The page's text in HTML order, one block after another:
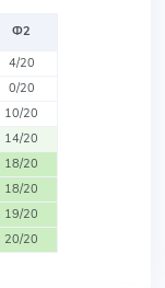
Ф2
4/20
0/20
10/20
14/20
18/20
18/20
19/20
20/20